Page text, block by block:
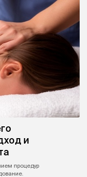
и
процедур